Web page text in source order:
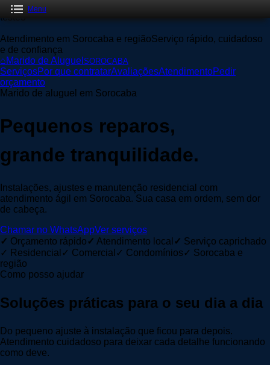
Menu
teste3
Atendimento em Sorocaba e regiãoServiço rápido, cuidadoso
e de confiança
⌂Marido de Aluguel SOROCABA
ServiçosPor que contratarAvaliaçõesAtendimentoPedir
orçamento
Marido de aluguel em Sorocaba
Pequenos reparos,
grande tranquilidade.
Instalações, ajustes e manutenção residencial com
atendimento ágil em Sorocaba. Sua casa em ordem, sem dor
de cabeça.
Chamar no WhatsAppVer serviços
✓ Orçamento rápido✓ Atendimento local ✓ Serviço caprichado
✓ Residencial✓ Comercial✓ Condomínios✓ Sorocaba e
região
Como posso ajudar
Soluções práticas para o seu dia a dia
Do pequeno ajuste à instalação que ficou para depois.
Atendimento cuidadoso para deixar cada detalhe funcionando
como deve.